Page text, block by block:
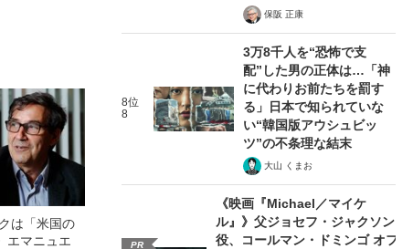
は「米国の
エマニュエ
保阪 正康
8位
8
3万8千人を“恐怖で支
配”した男の正体は…「神
に代わりお前たちを罰す
る」日本で知られていな
い“韓国版アウシュビッ
ツ”の不条理な結末
大山 くまお
PR
《映画『Michael／マイケ
ル』》父ジョセフ・ジャクソン
役、コールマン・ドミンゴ オフ